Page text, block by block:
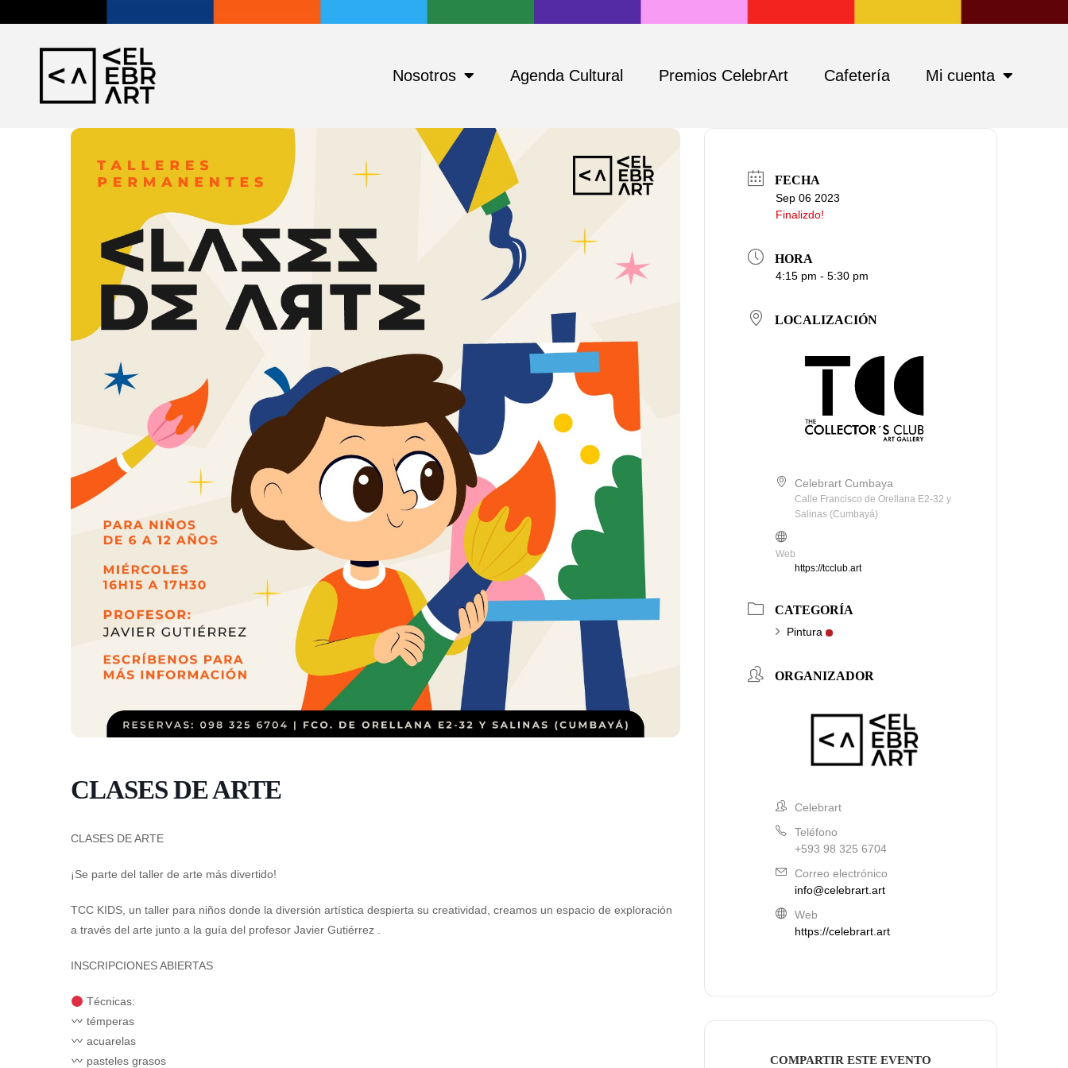
Nosotros Agenda Cultural Premios CelebrArt Cafetería Mi cuenta
CLASES DE ARTE
CLASES DE ARTE
¡Se parte del taller de arte más divertido!
TCC KIDS, un taller para niños donde la diversión artística despierta su creatividad, creamos un espacio de exploración
a través del arte junto a la guía del profesor Javier Gutiérrez .
INSCRIPCIONES ABIERTAS
Técnicas:
témperas
acuarelas
pasteles grasos
FECHA
Sep 06 2023
Finalizdo!
HORA
4:15 pm - 5:30 pm
LOCALIZACIÓN
Celebrart Cumbaya
Calle Francisco de Orellana E2-32 y
Salinas (Cumbayá)
Web
https://tcclub.art
CATEGORÍA
Pintura
ORGANIZADOR
Celebrart
Teléfono
+593 98 325 6704
Correo electrónico
info@celebrart.art
Web
https://celebrart.art
COMPARTIR ESTE EVENTO